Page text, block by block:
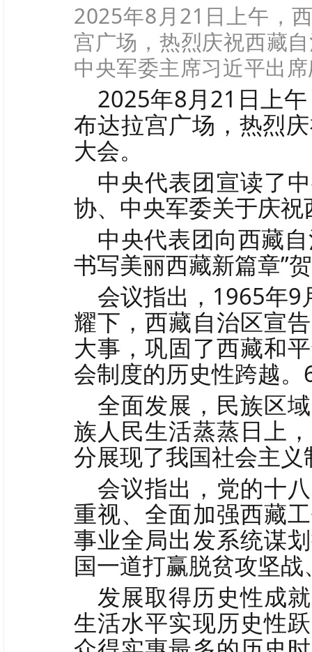
2025年8月21日上午，
宫广场，热烈庆祝西藏
中央军委主席习近平出
2025年8月21日上
布达拉宫广场，热烈
大会。
中央代表团宣读了
协、中央军委关于庆
中央代表团向西藏
书写美丽西藏新篇章”
会议指出，1965年9
耀下，西藏自治区宣
大事，巩固了西藏和
会制度的历史性跨越
全面发展，民族区
族人民生活蒸蒸日上
分展现了我国社会主
会议指出，党的十
重视、全面加强西藏
事业全局出发系统谋
国一道打赢脱贫攻坚
发展取得历史性成
生活水平实现历史性